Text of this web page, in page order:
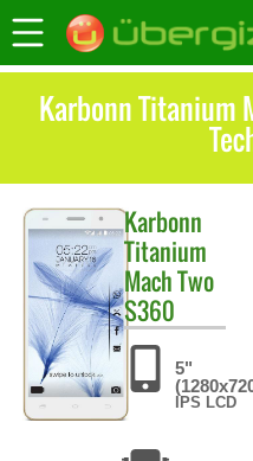
Karbonn Titanium
Karbonn
Titanium
Mach Two
S360
5"
IPS LCD